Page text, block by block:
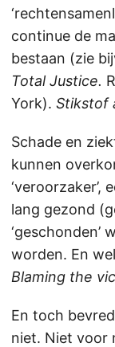
continue de
bestaan (zie
Total Justice.
York). Stikstof
Schade en
kunnen
‘veroorzaker’,
lang gezond
‘geschonden’
worden. En
Blaming the
En toch
niet. Niet voor